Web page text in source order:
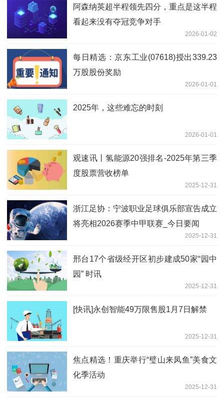
阿森纳英超半程领先四分，重点是这半程
看起来没有夺冠竞争对手
2026-01-02
每日精选：京东工业(07618)授出339.23
万股股份奖励
2026-01-01
2025年，这些难忘的时刻
2026-01-01
观速讯丨氢能源20强排名-2025年第三季
度股票营收榜单
2025-12-31
浙江足协：宁波职业足球俱乐部宣告成立
将亮相2026赛季中甲联赛_今日要闻
2025-12-31
邢台17个省级经开区初步建成50家“园中
园” 时讯
2025-12-31
[快讯]永创智能49万限售股1月7日解禁
2025-12-31
焦点精选！重庆举行“璧山来凤鱼”美食文
化季活动
2025-12-31